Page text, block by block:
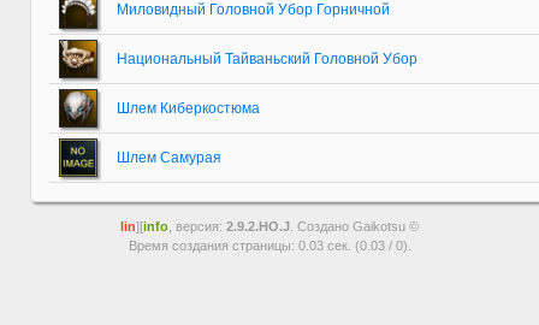
Миловидный Головной Убор Горничной
Национальный Тайваньский Головной Убор
Шлем Киберкостюма
Шлем Самурая
lin][info , версия: 2.9.2.HO.J . Создано Gaikotsu ©
Время создания страницы: 0.03 сек. (0.03 / 0).